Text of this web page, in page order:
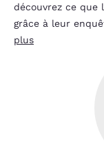
découvrez ce que
grâce à leur
plus